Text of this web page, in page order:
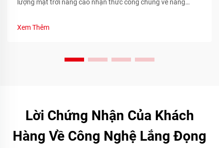
lượng mặt trời nâng cao nhận thức công chúng về năng
Xem Thêm
Lời Chứng Nhận Của Khách
Hàng Về Công Nghệ Lắng Đọng